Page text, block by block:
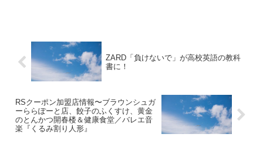
ZARD「負けないで」が高校英語の教科
書に！
RSクーポン加盟店情報〜ブラウンシュガ
ーららぽーと店、餃子のふくすけ、黄金
のとんかつ開春楼＆健康食堂／バレエ音
楽『くるみ割り人形』